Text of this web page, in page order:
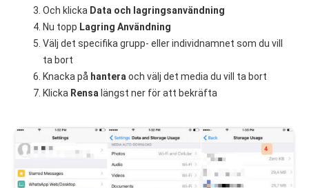
Och klicka Data och lagringsanvändning
Nu topp Lagring Användning
Välj det specifika grupp- eller individnamnet som du vill
ta bort
Knacka på hantera och välj det media du vill ta bort
Klicka Rensa längst ner för att bekräfta